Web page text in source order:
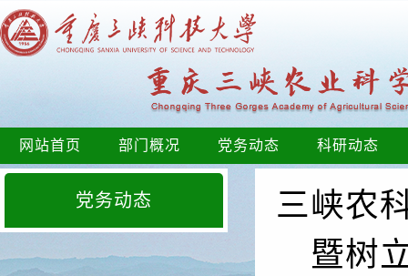
网站首页 部门概况 党务动态 科研动态
党务动态
三峡农
暨树